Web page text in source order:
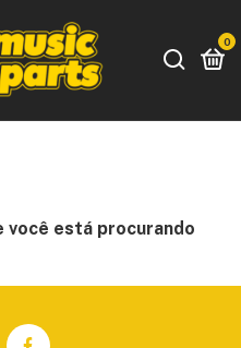
0
você está procurando